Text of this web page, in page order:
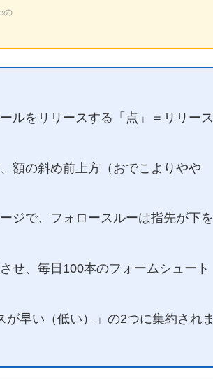
の
ルをリリースする「点」＝リリース
額の斜め前上方（おでこよりやや
ジで、フォロースルーは指先が下を
、毎日100本のフォームシュート
早い（低い）」の2つに集約されま